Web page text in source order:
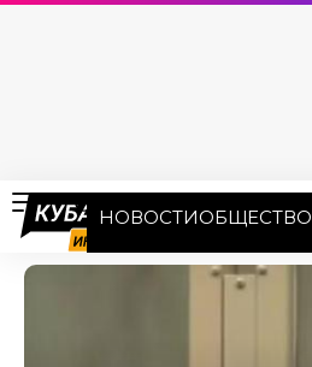
НОВОСТИОБЩЕСТВО